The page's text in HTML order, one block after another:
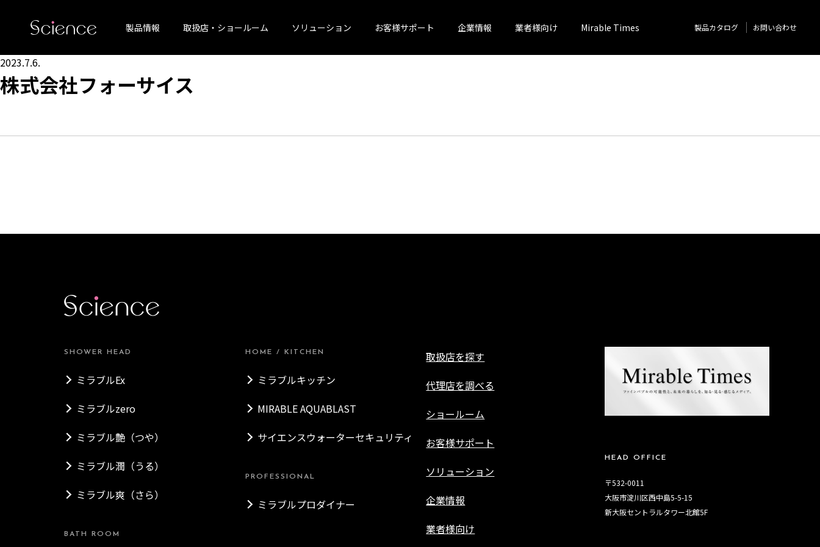
製品情報 取扱店・ショールーム ソリューション お客様サポート 企業情報 業者様向け Mirable Times 製品カタログ お問い合わせ
2023.7.6.
株式会社フォーサイス
SHOWER HEAD
ミラブルEx
ミラブルzero
ミラブル艶（つや）
ミラブル潤（うる）
ミラブル爽（さら）
BATH ROOM
HOME / KITCHEN
ミラブルキッチン
MIRABLE AQUABLAST
サイエンスウォーターセキュリティ
PROFESSIONAL
ミラブルプロダイナー
取扱店を探す
代理店を調べる
ショールーム
お客様サポート
ソリューション
企業情報
業者様向け
HEAD OFFICE
〒532-0011
大阪市淀川区西中島5-5-15
新大阪セントラルタワー北館5F